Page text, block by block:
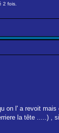
2 fois.
on l' a revoit
la tête .....) ,